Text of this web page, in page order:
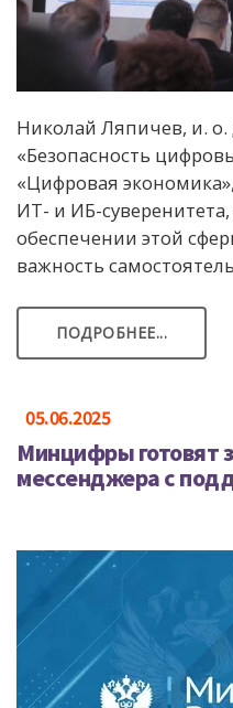
Николай Ляпичев, и.
«Безопасность
«Цифровая
ИТ- и ИБ-
обеспечении этой
важность
ПОДРОБНЕЕ...
05.06.2025
Минцифры готовят
мессенджера с